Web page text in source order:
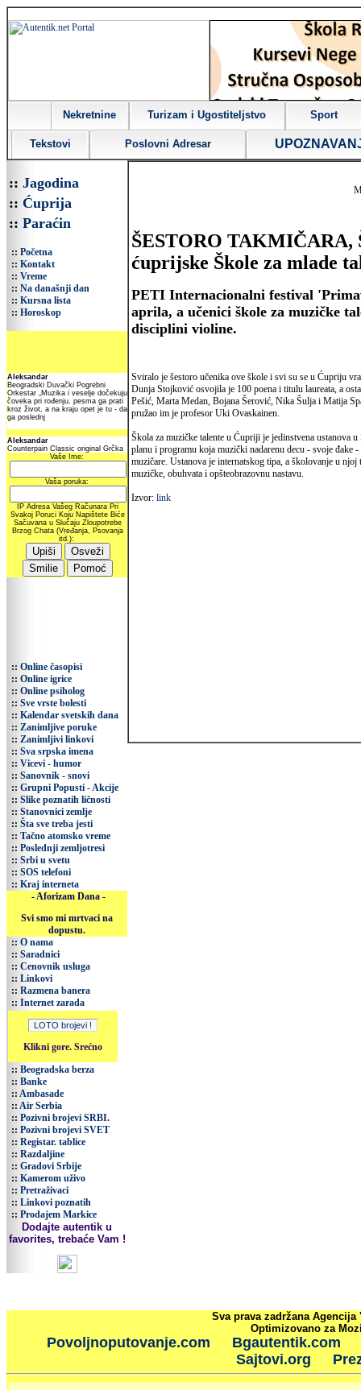
Nekretnine Turizam i Ugostiteljstvo Sport
Tekstovi Poslovni Adresar
:: Jagodina
:: Ćuprija
:: Paraćin
:: Početna
:: Kontakt
:: Vreme
:: Na današnji dan
:: Kursna lista
:: Horoskop
:: Online časopisi
:: Online igrice
:: Online psiholog
:: Sve vrste bolesti
:: Kalendar svetskih dana
:: Zanimljive poruke
:: Zanimljivi linkovi
:: Sva srpska imena
:: Vicevi - humor
:: Sanovnik - snovi
:: Grupni Popusti - Akcije
:: Slike poznatih ličnosti
:: Stanovnici zemlje
:: Šta sve treba jesti
:: Tačno atomsko vreme
:: Poslednji zemljotresi
:: Srbi u svetu
:: SOS telefoni
:: Kraj interneta
- Aforizam Dana -
Svi smo mi mrtvaci na
dopustu.
:: O nama
:: Saradnici
:: Cenovnik usluga
:: Linkovi
:: Razmena banera
:: Internet zarada
Klikni gore. Srećno
:: Beogradska berza
:: Banke
:: Ambasade
:: Air Serbia
:: Pozivni brojevi SRBI.
:: Pozivni brojevi SVET
:: Registar. tablice
:: Razdaljine
:: Gradovi Srbije
:: Kamerom uživo
:: Pretraživaci
:: Linkovi poznatih
:: Prodajem Markice
Dodajte autentik u
favorites, trebaće Vam !
ŠESTORO TAKMIČARA,
ćuprijske Škole za mlade
PETI Internacionalni festival
aprila, a učenici škole za muzičke
disciplini violine.
Sviralo je šestoro učenika ove škole i svi su se u Ćupriju
Dunja Stojković osvojila je 100 poena i titulu laureata, a
Pešić, Marta Medan, Bojana Šerović, Nika Šulja i Matija
pružao im je profesor Uki Ovaskainen.
Škola za muzičke talente u Ćupriji je jedinstvena ustanova
planu i programu koja muzički nadarenu decu - svoje đake
muzičare. Ustanova je internatskog tipa, a školovanje u njoj
muzičke, obuhvata i opšteobrazovnu nastavu.
Izvor: link
Sva prava zadržana
Optimizovano za
Povoljnoputovanje.com
Bgautentik.com
Sajtovi.org